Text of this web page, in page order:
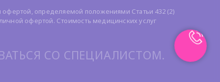
СО СПЕЦИАЛИСТОМ.
определяемой положениями Статьи 432 (2)
офертой. Стоимость медицинских услуг